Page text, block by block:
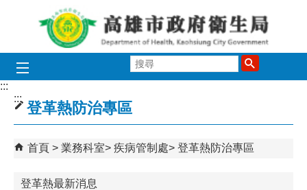
跳到主要內容區塊
尋
:::
:::
登革熱防治專區
首頁 業務科室 疾病管制處 登革熱防治專區
登革熱最新消息